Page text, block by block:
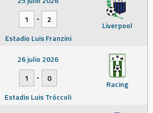
Liverpool
1
-
2
Estadio Luis Franzini
Racing
26 julio 2026
1
-
0
Estadio Luis Tróccoli